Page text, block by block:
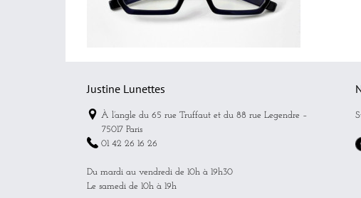
Justine Lunettes
À l’angle du 65 rue Truffaut et du 88 rue Legendre –
75017 Paris
01 42 26 16 26
Du mardi au vendredi de 10h à 19h30
Le samedi de 10h à 19h